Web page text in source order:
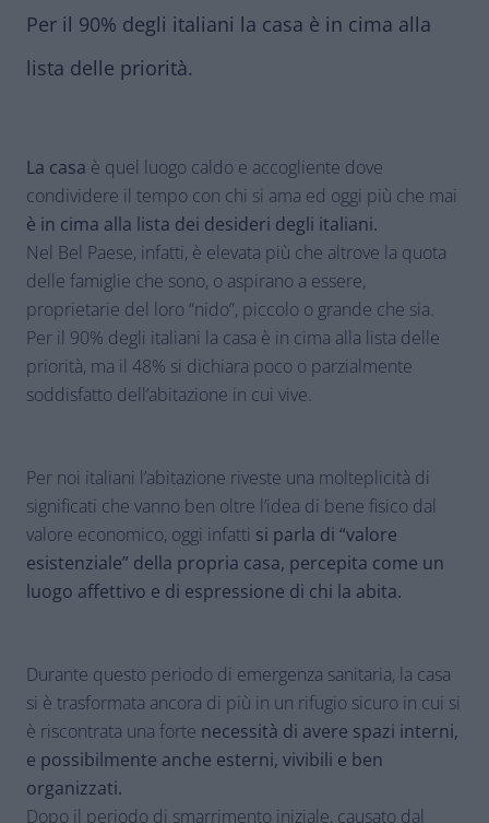
Per il 90% degli italiani la casa è in cima alla
lista delle priorità.
La casa è quel luogo caldo e accogliente dove
condividere il tempo con chi si ama ed oggi più che mai
è in cima alla lista dei desideri degli italiani.
Nel Bel Paese, infatti, è elevata più che altrove la quota
delle famiglie che sono, o aspirano a essere,
proprietarie del loro “nido”, piccolo o grande che sia.
Per il 90% degli italiani la casa è in cima alla lista delle
priorità, ma il 48% si dichiara poco o parzialmente
soddisfatto dell’abitazione in cui vive.
Per noi italiani l’abitazione riveste una molteplicità di
significati che vanno ben oltre l’idea di bene fisico dal
valore economico, oggi infatti si parla di “valore
esistenziale” della propria casa, percepita come un
luogo affettivo e di espressione di chi la abita.
Durante questo periodo di emergenza sanitaria, la casa
si è trasformata ancora di più in un rifugio sicuro in cui si
è riscontrata una forte necessità di avere spazi interni,
e possibilmente anche esterni, vivibili e ben
organizzati.
Dopo il periodo di smarrimento iniziale, causato dal